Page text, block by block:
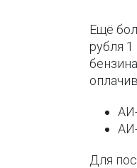
Ещё
рубля
Для